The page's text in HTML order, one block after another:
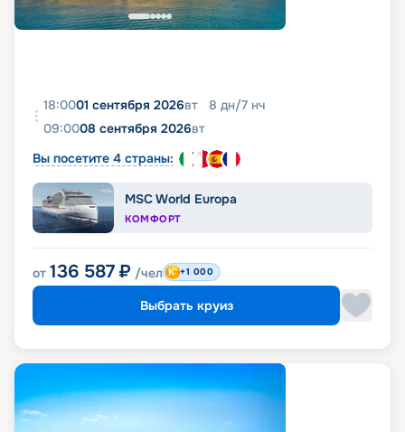
18:0001 сентября 2026вт 8 дн/7 нч
09:0008 сентября 2026вт
Вы посетите 4 страны:
MSC World Europa
КОМФОРТ
от 136 587 ₽ /чел +1 000
Выбрать круиз